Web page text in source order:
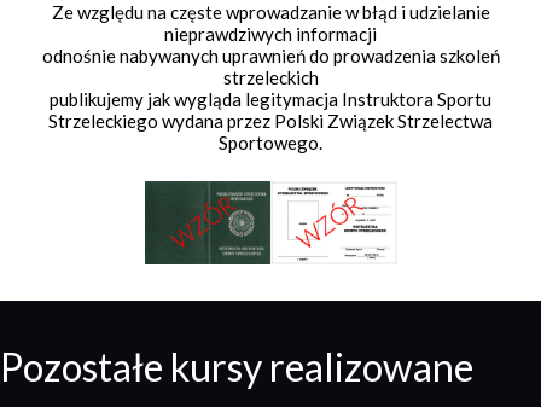
Ze względu na częste wprowadzanie w błąd i udzielanie
nieprawdziwych informacji
odnośnie nabywanych uprawnień do prowadzenia szkoleń
strzeleckich
publikujemy jak wygląda legitymacja Instruktora Sportu
Strzeleckiego wydana przez Polski Związek Strzelectwa
Sportowego.
Pozostałe kursy realizowane